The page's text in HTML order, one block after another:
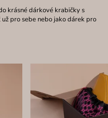
krásné dárkové krabičky s
pro sebe nebo jako dárek pro